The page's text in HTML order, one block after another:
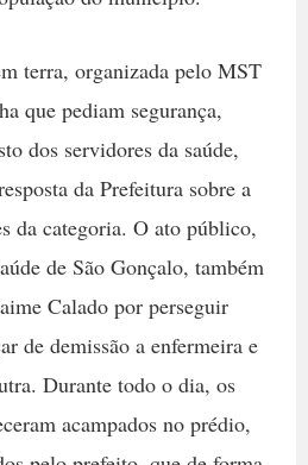
terra, organizada pelo MST
que pediam segurança,
dos servidores da saúde,
da Prefeitura sobre a
da categoria. O ato público,
de São Gonçalo, também
Calado por perseguir
de demissão a enfermeira e
Durante todo o dia, os
acampados no prédio,